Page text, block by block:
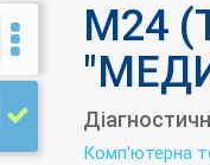
М24
Комп'ютерна